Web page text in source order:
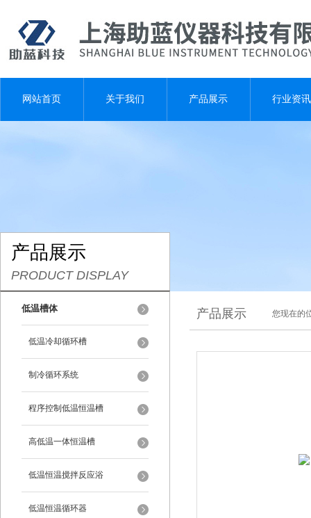
网站首页 关于我们 产品展示 行业资讯
产品展示
PRODUCT DISPLAY
低温槽体
低温冷却循环槽
制冷循环系统
程序控制低温恒温槽
高低温一体恒温槽
低温恒温搅拌反应浴
低温恒温循环器
产品展示 您现在的